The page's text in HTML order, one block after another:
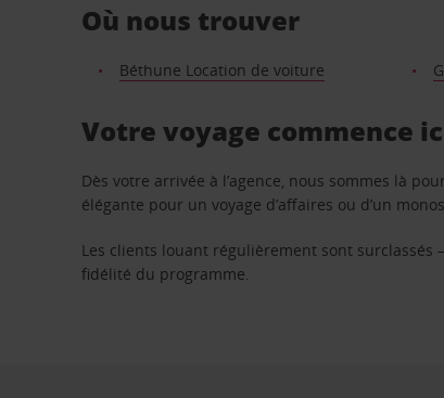
Où nous trouver
Béthune Location de voiture
Votre voyage commence
Dès votre arrivée à l’agence, nous sommes là
élégante pour un voyage d’affaires ou d’un
Les clients louant régulièrement sont
fidélité du programme.